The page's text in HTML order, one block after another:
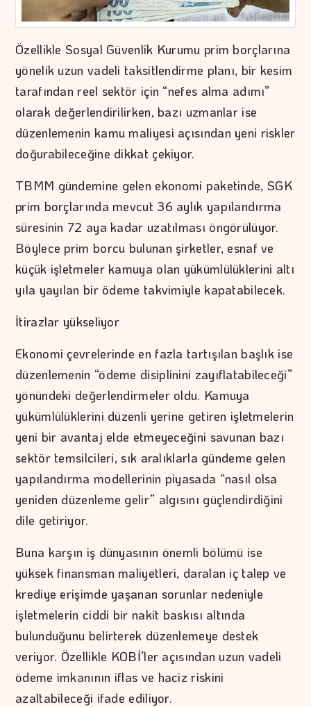
Özellikle Sosyal Güvenlik Kurumu prim borçlarına
yönelik uzun vadeli taksitlendirme planı, bir kesim
tarafından reel sektör için “nefes alma adımı”
olarak değerlendirilirken, bazı uzmanlar ise
düzenlemenin kamu maliyesi açısından yeni riskler
doğurabileceğine dikkat çekiyor.
TBMM gündemine gelen ekonomi paketinde, SGK
prim borçlarında mevcut 36 aylık yapılandırma
süresinin 72 aya kadar uzatılması öngörülüyor.
Böylece prim borcu bulunan şirketler, esnaf ve
küçük işletmeler kamuya olan yükümlülüklerini altı
yıla yayılan bir ödeme takvimiyle kapatabilecek.
İtirazlar yükseliyor
Ekonomi çevrelerinde en fazla tartışılan başlık ise
düzenlemenin “ödeme disiplinini zayıflatabileceği”
yönündeki değerlendirmeler oldu. Kamuya
yükümlülüklerini düzenli yerine getiren işletmelerin
yeni bir avantaj elde etmeyeceğini savunan bazı
sektör temsilcileri, sık aralıklarla gündeme gelen
yapılandırma modellerinin piyasada “nasıl olsa
yeniden düzenleme gelir” algısını güçlendirdiğini
dile getiriyor.
Buna karşın iş dünyasının önemli bölümü ise
yüksek finansman maliyetleri, daralan iç talep ve
krediye erişimde yaşanan sorunlar nedeniyle
işletmelerin ciddi bir nakit baskısı altında
bulunduğunu belirterek düzenlemeye destek
veriyor. Özellikle KOBİ’ler açısından uzun vadeli
ödeme imkanının iflas ve haciz riskini
azaltabileceği ifade ediliyor.